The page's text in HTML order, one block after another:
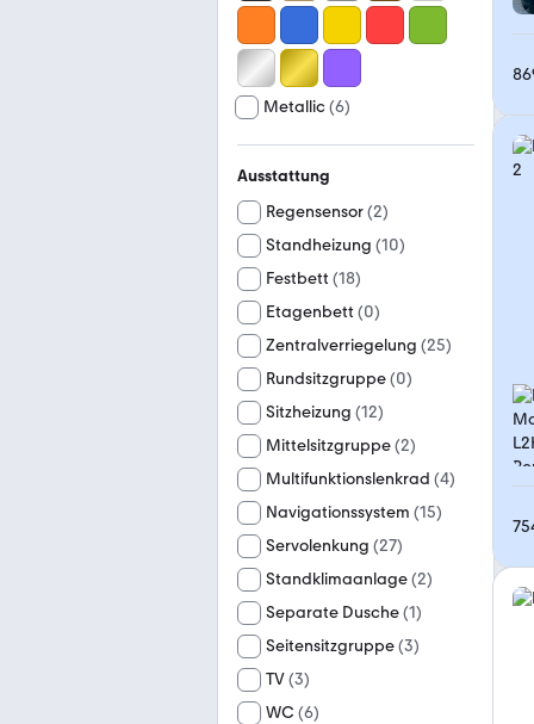
Metallic(6)
Ausstattung
Regensensor(2)
Standheizung (10)
Festbett (18)
Etagenbett (0)
Zentralverriegelung (25)
Rundsitzgruppe(0)
Sitzheizung (12)
Mittelsitzgruppe(2)
Multifunktionslenkrad (4)
Navigationssystem (15)
Servolenkung (27)
Standklimaanlage(2)
Separate Dusche(1)
Seitensitzgruppe(3)
TV(3)
WC (6)